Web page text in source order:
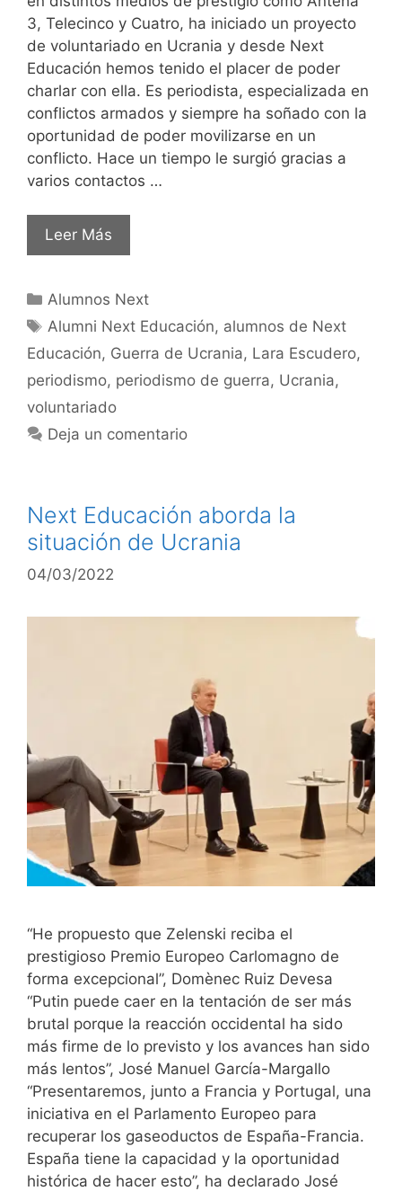
3, Telecinco y Cuatro, ha iniciado un proyecto
de voluntariado en Ucrania y desde Next
Educación hemos tenido el placer de poder
charlar con ella. Es periodista, especializada en
conflictos armados y siempre ha soñado con la
oportunidad de poder movilizarse en un
conflicto. Hace un tiempo le surgió gracias a
varios contactos …
Leer Más
Alumnos Next
Alumni Next Educación, alumnos de Next
Educación, Guerra de Ucrania, Lara Escudero,
periodismo, periodismo de guerra, Ucrania,
voluntariado
Deja un comentario
Next Educación aborda la
situación de Ucrania
04/03/2022
“He propuesto que Zelenski reciba el
prestigioso Premio Europeo Carlomagno de
forma excepcional”, Domènec Ruiz Devesa
“Putin puede caer en la tentación de ser más
brutal porque la reacción occidental ha sido
más firme de lo previsto y los avances han sido
más lentos”, José Manuel García-Margallo
“Presentaremos, junto a Francia y Portugal, una
iniciativa en el Parlamento Europeo para
recuperar los gaseoductos de España-Francia.
España tiene la capacidad y la oportunidad
histórica de hacer esto”, ha declarado José